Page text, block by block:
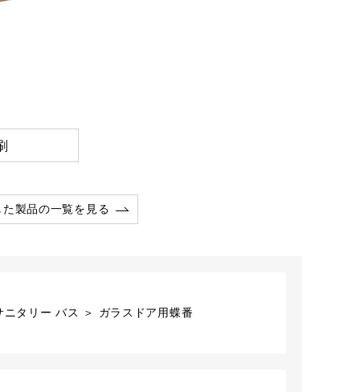
製品の一覧を見る
タリー バス ＞ ガラスドア用蝶番